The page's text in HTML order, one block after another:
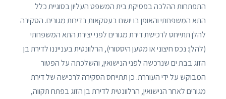
התפתחות ההלכה בפסיקת בית המשפט העליון בסוגיית כלל
התא המשפחתי והאופן בו יושם בעסקאות בדירות מגורים. הסקירה
להלן תתייחס לרכישת דירת מגורים לפני יצירת התא המשפחתי
(להלן: נכס חיצוני או מטען היסטורי), הרלוונטית בענייננו לדירת בן
הזוג בבת ים שנרכשה לפני הנישואין, והשלכתה על הפטור
המבוקש על ידי העוררת. כן תתייחס הסקירה לרכישה של דירת
מגורים לאחר הנישואין, הרלוונטית לדירת בן הזוג בפתח תקווה,